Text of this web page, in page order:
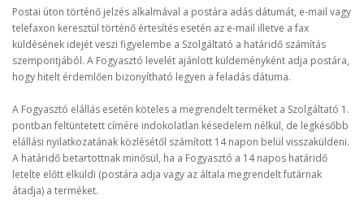
Postai úton történő jelzés alkalmával a postára adás dátumát, e-mail vagy
telefaxon keresztül történő értesítés esetén az e-mail illetve a fax
küldésének idejét veszi figyelembe a Szolgáltató a határidő számítás
szempontjából. A Fogyasztó levelét ajánlott küldeményként adja postára,
hogy hitelt érdemlően bizonyítható legyen a feladás dátuma.
A Fogyasztó elállás esetén köteles a megrendelt terméket a Szolgáltató 1.
pontban feltüntetett címére indokolatlan késedelem nélkül, de legkésőbb
elállási nyilatkozatának közlésétől számított 14 napon belül visszaküldeni.
A határidő betartottnak minősül, ha a Fogyasztó a 14 napos határidő
letelte előtt elküldi (postára adja vagy az általa megrendelt futárnak
átadja) a terméket.